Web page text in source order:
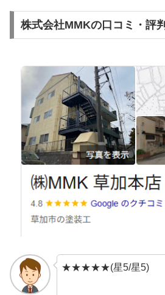
株式会社MMKの口コミ・評判
★★★★★(星5/星5)